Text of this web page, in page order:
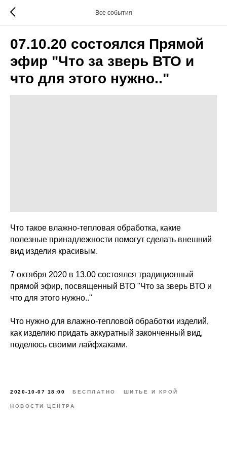
Все события
07.10.20 состоялся Прямой
эфир "Что за зверь ВТО и
что для этого нужно.."
Что такое влажно-тепловая обработка, какие
полезные принадлежности помогут сделать внешний
вид изделия красивым.
7 октября 2020 в 13.00 состоялся традиционный
прямой эфир, посвященный ВТО "Что за зверь ВТО и
что для этого нужно.."
Что нужно для влажно-тепловой обработки изделий,
как изделию придать аккуратный законченный вид,
поделюсь своими лайфхаками.
2020-10-07 18:00 БЕСПЛАТНО ШИТЬЕ И КРОЙ
НОВОСТИ ЦЕНТРА